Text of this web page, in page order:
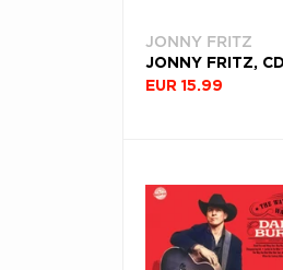
JONNY FRITZ
EUR 15.99